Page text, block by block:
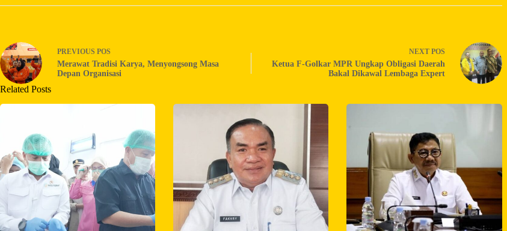
PREVIOUS POS
Merawat Tradisi Karya, Menyongsong Masa
Depan Organisasi
NEXT POS
Ketua F-Golkar MPR Ungkap Obligasi Daerah
Bakal Dikawal Lembaga Expert
Related Posts